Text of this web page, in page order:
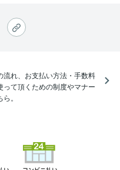
れ、お支払い方法・手数料
て頂くための制度やマナー
。